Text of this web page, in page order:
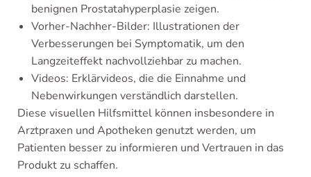
benignen Prostatahyperplasie zeigen.
Vorher-Nachher-Bilder: Illustrationen der
Verbesserungen bei Symptomatik, um den
Langzeiteffekt nachvollziehbar zu machen.
Videos: Erklärvideos, die die Einnahme und
Nebenwirkungen verständlich darstellen.
Diese visuellen Hilfsmittel können insbesondere in
Arztpraxen und Apotheken genutzt werden, um
Patienten besser zu informieren und Vertrauen in das
Produkt zu schaffen.